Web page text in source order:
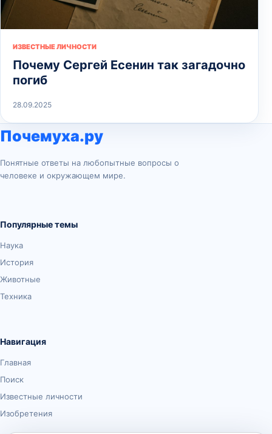
ИЗВЕСТНЫЕ ЛИЧНОСТИ
Почему Сергей Есенин так загадочно
погиб
28.09.2025
Почемуха.ру
Понятные ответы на любопытные вопросы о
человеке и окружающем мире.
Популярные темы
Наука
История
Животные
Техника
Навигация
Главная
Поиск
Известные личности
Изобретения